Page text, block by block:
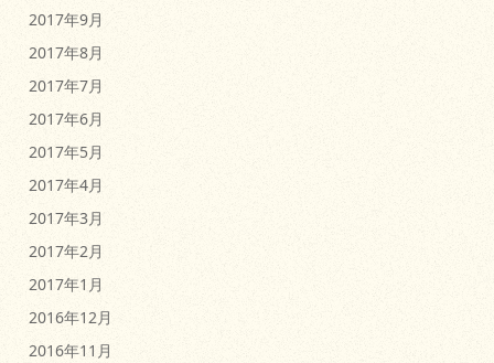
2017年9月
2017年8月
2017年7月
2017年6月
2017年5月
2017年4月
2017年3月
2017年2月
2017年1月
2016年12月
2016年11月